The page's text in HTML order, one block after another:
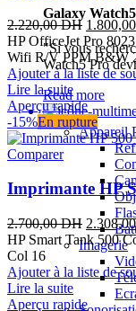
Galaxy
"Si vous
Watch5 Pro
Read more
Appareil
Imagerie
2.220,00DH Le
prix
initial
était :
1.800,00
HP OfficeJet Pro
Wifi R/V PPM B&W
Ajouter à la liste de
Lire la suite
Aperçu rapide
-15%En rupture
Comparer
Imprimante HP
2.700,00DH Le
prix
initial
était :
HP Smart Tank 500
Col 16
Ajouter à la liste de
Lire la suite
Aperçu rapide